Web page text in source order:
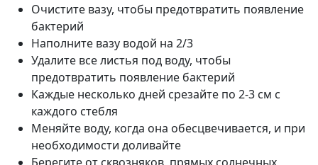
Очистите вазу, чтобы предотвратить появление
бактерий
Наполните вазу водой на 2/3
Удалите все листья под воду, чтобы
предотвратить появление бактерий
Каждые несколько дней срезайте по 2-3 см с
каждого стебля
Меняйте воду, когда она обесцвечивается, и при
необходимости доливайте